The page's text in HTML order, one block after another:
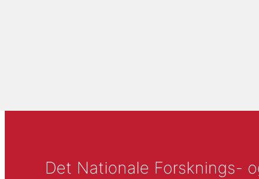
Det Nationale Forsknings-